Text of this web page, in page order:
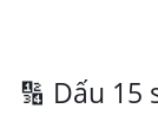
🔢 Dấu 15